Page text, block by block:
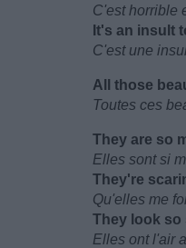
C'est horrible
It's an insult
C'est une
All those
Toutes ces
They are so
Elles sont si
They're
Qu'elles me
They look so
Elles ont l'air